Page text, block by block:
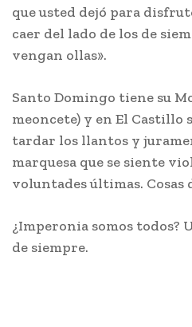
que usted dejó para
caer del lado de los de
vengan ollas».
Santo Domingo tiene su
meoncete) y en El Castillo
tardar los llantos y
marquesa que se siente
voluntades últimas. Cosas
¿Imperonia somos todos?
de siempre.